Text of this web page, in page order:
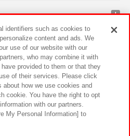
ナビリティ サイトポリシー
ウェブアクセシビリティ方針と検証結果
に
identifiers such as cookies to
content and ads. We
use of our website with our
who may combine it with
provided to them or that they
of their services. Please click
about how we use cookies and
cookie. You have the right to opt
with our partners.
My Personal Information] to